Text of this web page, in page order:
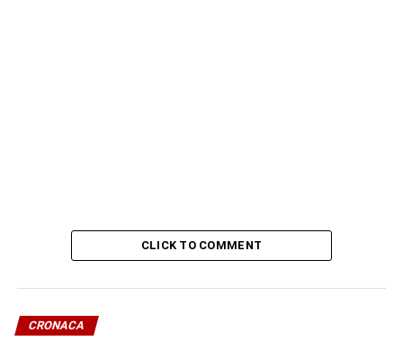
CLICK TO COMMENT
CRONACA